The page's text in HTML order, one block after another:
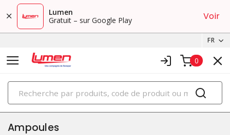
Lumen
Gratuit – sur Google Play
Voir
FR
0
PRODUITS
éclairage
Ampoules